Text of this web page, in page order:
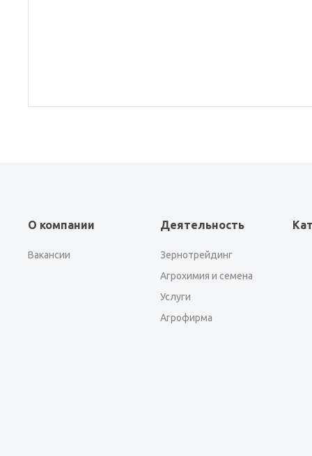
О компании
Вакансии
Деятельность
Зернотрейдинг
Агрохимия и семена
Услуги
Агрофирма